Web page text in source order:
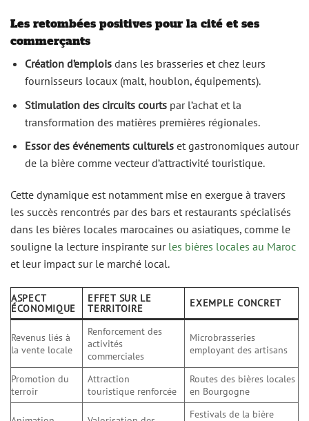
Les retombées positives pour la cité et ses
commerçants
Création d’emploisdans les brasseries et chez leurs
fournisseurs locaux (malt, houblon, équipements).
Stimulation des circuits courtspar l’achat et la
transformation des matières premières régionales.
Essor des événements culturelset gastronomiques autour
de la bière comme vecteur d’attractivité touristique.
Cette dynamique est notamment mise en exergue à travers
les succès rencontrés par des bars et restaurants spécialisés
dans les bières locales marocaines ou asiatiques, comme le
souligne la lecture inspirante sur les bières locales au Maroc
et leur impact sur le marché local.
ASPECT
ÉCONOMIQUE
EFFET SUR LE
TERRITOIRE EXEMPLE CONCRET
Revenus liés à
la vente locale
Renforcement des
activités
commerciales
Microbrasseries
employant des artisans
Promotion du
terroir
Attraction
touristique renforcée
Routes des bières locales
en Bourgogne
Festivals de la bière